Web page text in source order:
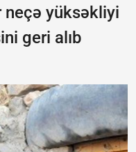
neçə yüksəkliyi
geri alıb